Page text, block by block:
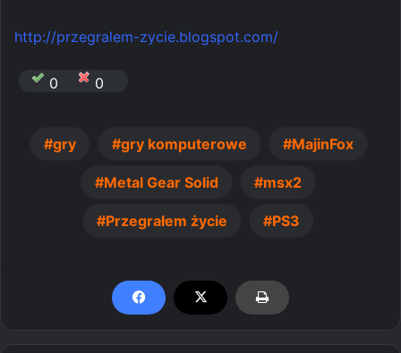
http://przegralem-zycie.blogspot.com/
0 0
gry gry komputerowe MajinFox
Metal Gear Solid msx2
Przegrałem życie PS3